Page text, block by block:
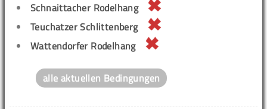
Schnaittacher Rodelhang
Teuchatzer Schlittenberg
Wattendorfer Rodelhang
alle aktuellen Bedingungen